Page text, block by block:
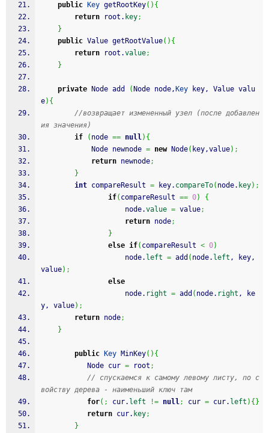
public Key getRootKey( ) {
return root. key;
}
public Value getRootValue( ) {
return root.value;
}
private Node add ( Node node, Key key, Value valu
e) {
//возвращает измененный узел (после добавлен
ия значения)
if
( node == null) {
			Node newnode
= new Node( key,value) ;
return newnode;
}
int compareResult = key. compareTo( node. key) ;
if( compareResult == 0)
{
                    node.
value = value;
return node;
}
else if( compareResult < 0)
                    node.
left = add ( node. left , key,
value) ;
else
                    node.
right = add ( node. right , ke
y, value) ;
return node;
}
public Key MinKey( ) {
           Node cur
= root ;
// спускаемся к самому левому листу, по с
войству дерева - наименьший ключ там
for( ; cur. left != null; cur = cur. left ) { }
return cur. key;
}